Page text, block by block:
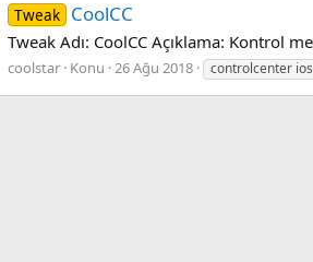
Tweak CoolCC
Tweak Adı: CoolCC Açıklama: Kontrol
coolstar Konu 26 Ağu 2018 controlcenter